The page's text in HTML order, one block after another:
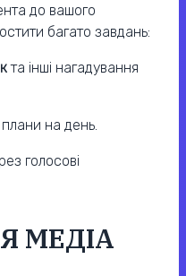
до вашого
багато завдань:
та інші нагадування
плани на день.
голосові
МЕДІА